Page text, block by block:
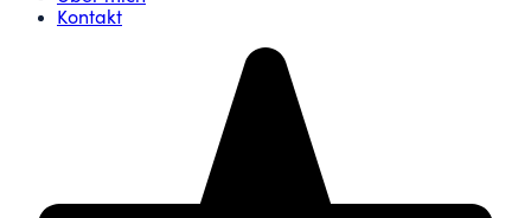
Kontakt